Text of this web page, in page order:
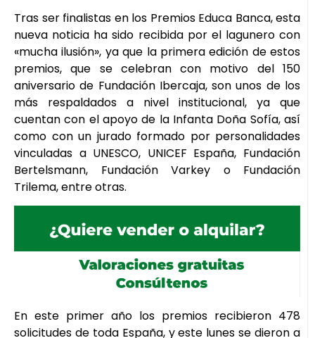
Tras ser finalistas en los Premios Educa Banca, esta
nueva noticia ha sido recibida por el lagunero con
«mucha ilusión», ya que la primera edición de estos
premios, que se celebran con motivo del 150
aniversario de Fundación Ibercaja, son unos de los
más respaldados a nivel institucional, ya que
cuentan con el apoyo de la Infanta Doña Sofía, así
como con un jurado formado por personalidades
vinculadas a UNESCO, UNICEF España, Fundación
Bertelsmann, Fundación Varkey o Fundación
Trilema, entre otras.
En este primer año los premios recibieron 478
solicitudes de toda España, y este lunes se dieron a